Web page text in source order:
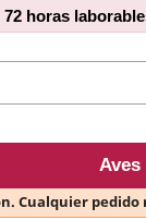
72 horas
Aves
Cualquier